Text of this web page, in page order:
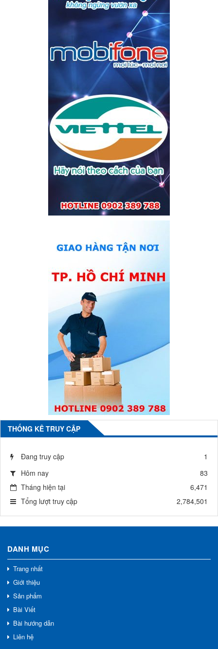
THỐNG KÊ TRUY CẬP
Đang truy cập
1
Hôm nay
83
Tháng hiện tại
6,471
Tổng lượt truy cập
2,784,501
DANH MỤC
Trang nhất
Giới thiệu
Sản phẩm
Bài Viết
Bài hướng dẫn
Liên hệ